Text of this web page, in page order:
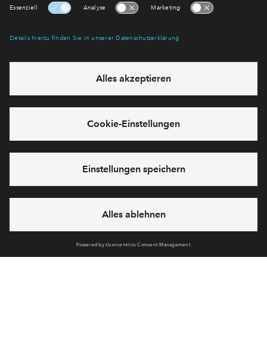
Verpassen Sie zu diesem Wohnprojekt keine Neuigkeiten
regelmäßig erscheinenden Newsletter informieren wir Sie
Abonnieren
Möchten Sie wissen, was wir mit Ihren Daten machen? Klicken Sie hier
für unsere Datenschutzerklärung
Sie haben eine Frage? Dann rufen Sie uns gerne an (
50603738)oder hinterlassen Sie eine Nachricht über das